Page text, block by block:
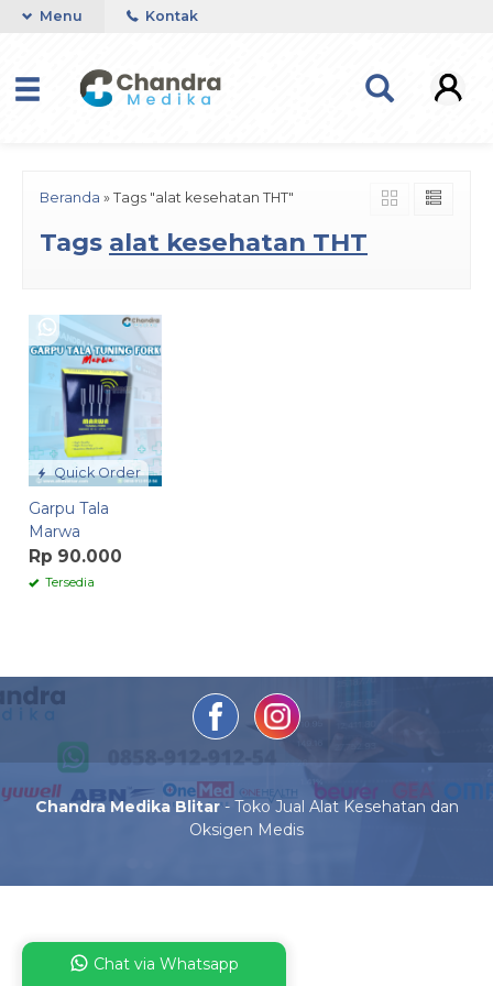
Menu Kontak
Beranda » Tags "alat kesehatan THT"
Tags alat kesehatan THT
Quick Order
Garpu Tala
Marwa
Rp 90.000
Tersedia
Chandra Medika Blitar- Toko Jual Alat Kesehatan dan
Oksigen Medis
Chat via Whatsapp